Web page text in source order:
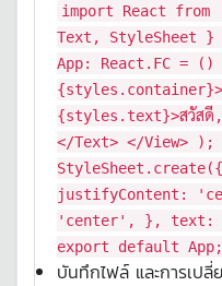
import React from
Text , StyleSheet }
App: React . FC = ()
{styles.container}>
{styles.text}>สวัส
</Text> </View> );
StyleSheet . create({
justifyContent :
'center' , }, text :
export
default App;
บันทึกไฟล์ และการเป